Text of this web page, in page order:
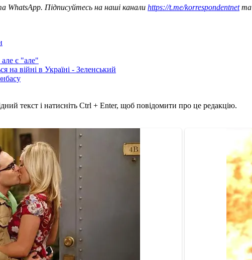
WhatsApp. Підписуйтесь на наші канали https://t.me/korrespondentnetта
але є "але"
на війні в Україні - Зеленський
текст і натисніть Ctrl + Enter, щоб повідомити про це редакцію.